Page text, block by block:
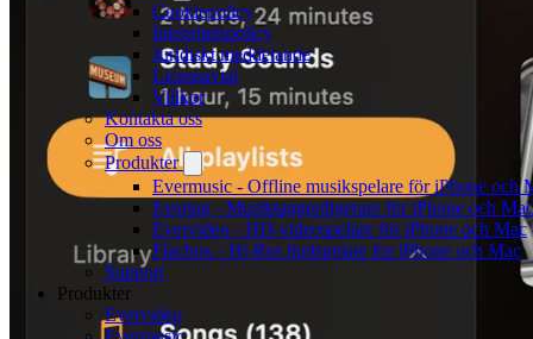
Cookiepolicy
Integritetspolicy
Juridiskt meddelande
Licensavtal
Villkor
Kontakta oss
Om oss
Produkter
Evermusic - Offline musikspelare för iPhone och
Evertag - Musiktaggredigerare för iPhone och Mac
Evervideo - HD-videospelare för iPhone och Mac
Flacbox - Hi-Res ljudspelare for iPhone och Mac
Support
Produkter
Evervideo